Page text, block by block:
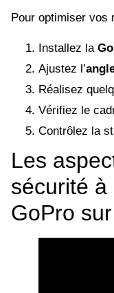
Pour optimiser vos
Installez la
Ajustez l’
Réalisez
Vérifiez le
Contrôlez la
Les
sécurité
GoPro